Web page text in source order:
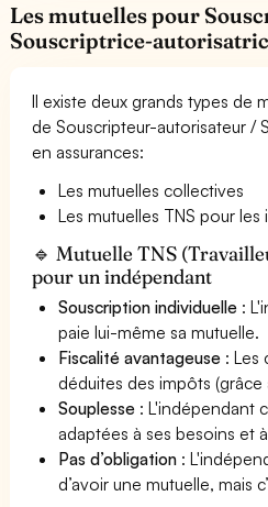
Les mutuelles pour
Souscriptrice-
Il existe deux grands types de
de Souscripteur-autorisateur /
en assurances:
Les mutuelles collectives
Les mutuelles TNS pour
🔹 Mutuelle TNS
pour un indépendant
Souscription individuelle :
paie lui-même sa mutuelle.
Fiscalité avantageuse : Les
déduites des impôts (grâce
Souplesse : L'indépendant
adaptées à ses besoins et
Pas d’obligation :
d’avoir une mutuelle, mais